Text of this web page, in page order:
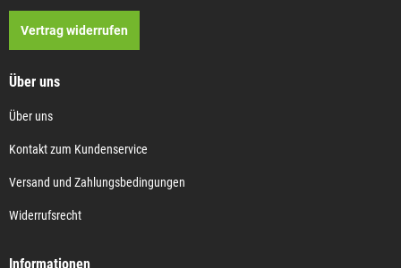
Vertrag widerrufen
Über uns
Über uns
Kontakt zum Kundenservice
Versand und Zahlungsbedingungen
Widerrufsrecht
Informationen